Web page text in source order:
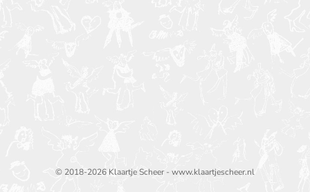
© 2018-2026 Klaartje Scheer - www.klaartjescheer.nl